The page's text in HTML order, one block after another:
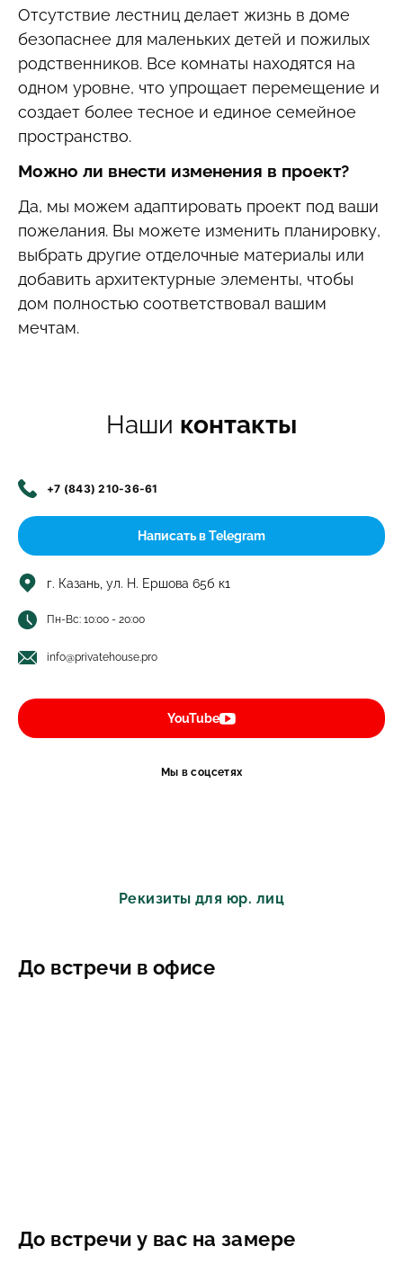
Отсутствие лестниц делает жизнь в доме
безопаснее для маленьких детей и пожилых
родственников. Все комнаты находятся на
одном уровне, что упрощает перемещение и
создает более тесное и единое семейное
пространство.
Можно ли внести изменения в проект?
Да, мы можем адаптировать проект под ваши
пожелания. Вы можете изменить планировку,
выбрать другие отделочные материалы или
добавить архитектурные элементы, чтобы
дом полностью соответствовал вашим
мечтам.
Наши контакты
+7 (843) 210-36-61
Написать в Telegram
г. Казань, ул. Н. Ершова 65б к1
Пн-Вс: 10:00 - 20:00
info@privatehouse.pro
YouTube
Мы в соцсетях
Рекизиты для юр. лиц
До встречи в офисе
До встречи у вас на замере